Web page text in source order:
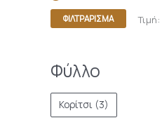
ΦΙΛΤΡΆΡΙΣΜΑ Τιμή:
Φύλλο
Κορίτσι (3)